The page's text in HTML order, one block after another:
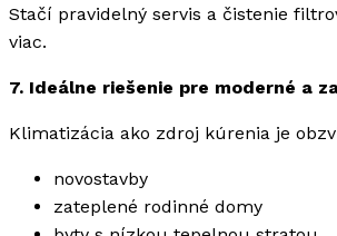
Stačí pravidelný servis a čistenie
viac.
7. Ideálne riešenie pre moderné a
Klimatizácia ako zdroj kúrenia je
novostavby
zateplené rodinné domy